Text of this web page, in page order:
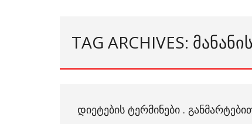
TAG ARCHIVES:
ᲓᲘᲔᲢᲔᲑᲘᲡ ᲢᲔᲠᲛᲘᲜᲔᲑᲘ .